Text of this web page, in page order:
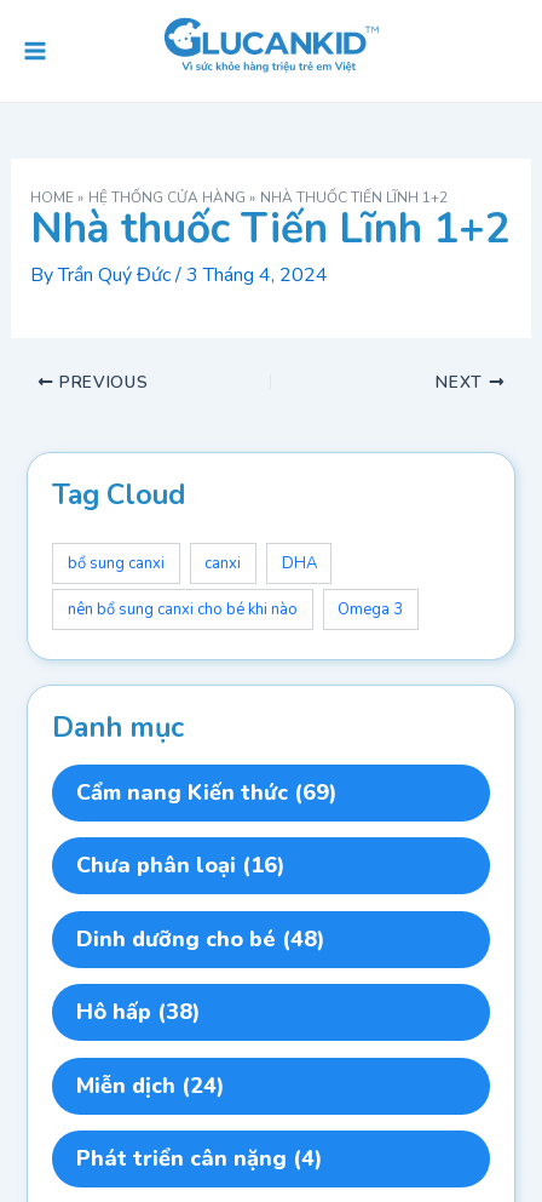
Menu
HOME HỆ THỐNG CỬA HÀNG NHÀ THUỐC TIẾN LĨNH 1+2
Nhà thuốc Tiến Lĩnh 1+2
ByTrần Quý Đức/3 Tháng 4, 2024
navigation
PREVIOUS NEXT
Tag Cloud
bổ sung canxi canxi DHA
nên bổ sung canxi cho bé khi nào Omega 3
Danh mục
Cẩm nang Kiến thức (69)
Chưa phân loại (16)
Dinh dưỡng cho bé (48)
Hô hấp (38)
Miễn dịch (24)
Phát triển cân nặng (4)